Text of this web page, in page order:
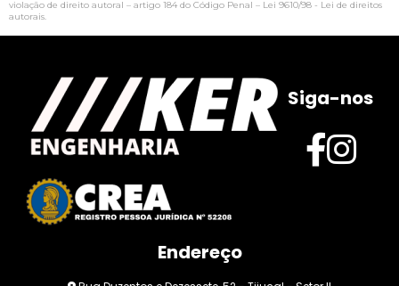
violação de direito autoral – artigo 184 do Código Penal – Lei 9610/98 - Lei de direitos
autorais.
Siga-nos
Endereço